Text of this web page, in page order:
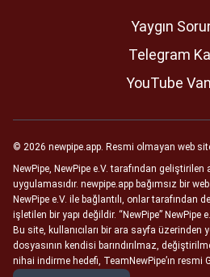
Yaygın
Telegram
YouTube
© 2026 newpipe.app. Resmi olmayan web
NewPipe, NewPipe e.V. tarafından geliştirilen
uygulamasıdır. newpipe.app bağımsız bir
NewPipe e.V. ile bağlantılı, onlar tarafından
işletilen bir yapı değildir. “NewPipe” NewPipe
Bu site, kullanıcıları bir ara sayfa üzerinden
dosyasının kendisi barındırılmaz,
nihai indirme hedefi, TeamNewPipe’ın resmi